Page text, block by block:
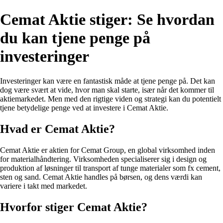
Cemat Aktie stiger: Se hvordan
du kan tjene penge på
investeringer
Investeringer kan være en fantastisk måde at tjene penge på. Det kan
dog være svært at vide, hvor man skal starte, især når det kommer til
aktiemarkedet. Men med den rigtige viden og strategi kan du potentielt
tjene betydelige penge ved at investere i Cemat Aktie.
Hvad er Cemat Aktie?
Cemat Aktie er aktien for Cemat Group, en global virksomhed inden
for materialhåndtering. Virksomheden specialiserer sig i design og
produktion af løsninger til transport af tunge materialer som fx cement,
sten og sand. Cemat Aktie handles på børsen, og dens værdi kan
variere i takt med markedet.
Hvorfor stiger Cemat Aktie?